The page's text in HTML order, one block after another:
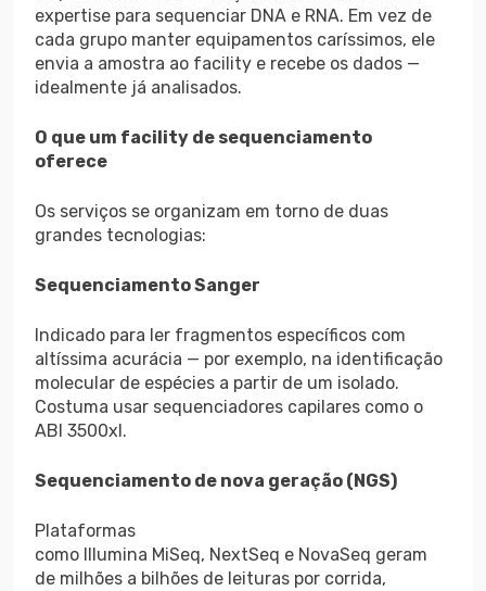
expertise para sequenciar DNA e RNA. Em vez de
cada grupo manter equipamentos caríssimos, ele
envia a amostra ao facility e recebe os dados —
idealmente já analisados.
O que um facility de sequenciamento
oferece
Os serviços se organizam em torno de duas
grandes tecnologias:
Sequenciamento Sanger
Indicado para ler fragmentos específicos com
altíssima acurácia — por exemplo, na identificação
molecular de espécies a partir de um isolado.
Costuma usar sequenciadores capilares como o
ABI 3500xl.
Sequenciamento de nova geração (NGS)
Plataformas
como Illumina MiSeq, NextSeq e NovaSeq geram
de milhões a bilhões de leituras por corrida,